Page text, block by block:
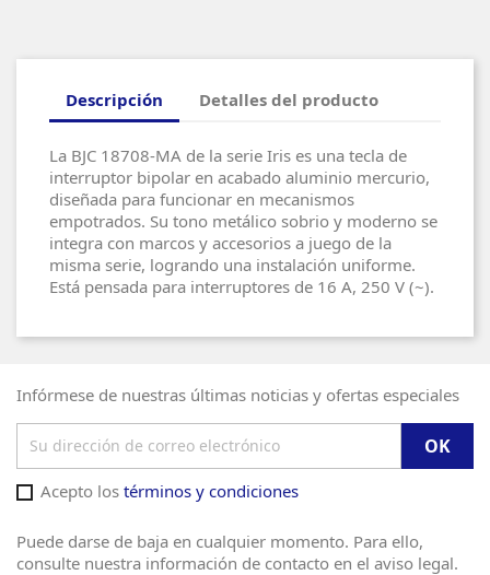
Descripción Detalles del producto
La BJC 18708-MA de la serie Iris es una tecla de
interruptor bipolar en acabado aluminio mercurio,
diseñada para funcionar en mecanismos
empotrados. Su tono metálico sobrio y moderno se
integra con marcos y accesorios a juego de la
misma serie, logrando una instalación uniforme.
Está pensada para interruptores de 16 A, 250 V (~).
Infórmese de nuestras últimas noticias y ofertas especiales
Acepto los términos y condiciones
Puede darse de baja en cualquier momento. Para ello,
consulte nuestra información de contacto en el aviso legal.